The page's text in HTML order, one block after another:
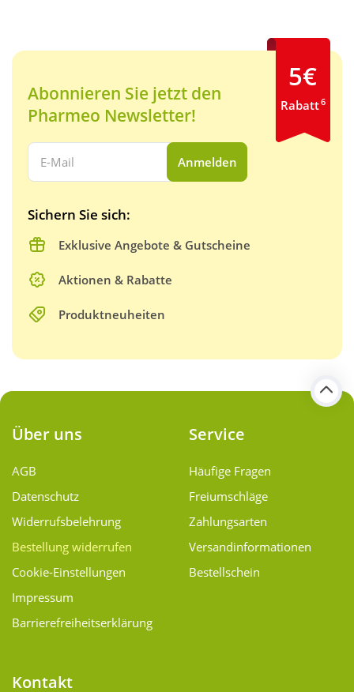
Abonnieren Sie jetzt den
Pharmeo Newsletter!
Ihre E-Mail Adresse:
Anmelden
Sichern Sie sich:
Exklusive Angebote & Gutscheine
Aktionen & Rabatte
Produktneuheiten
5€
Rabatt6
Über uns
AGB
Datenschutz
Widerrufsbelehrung
Bestellung widerrufen
Cookie-Einstellungen
Impressum
Barrierefreiheitserklärung
Service
Häufige Fragen
Freiumschläge
Zahlungsarten
Versand­informationen
Bestellschein
Kontakt